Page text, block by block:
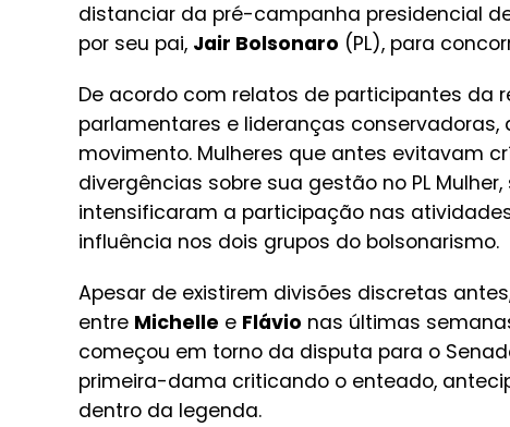
distanciar da pré-campanha presidencial
por seu pai, Jair Bolsonaro (PL), para
De acordo com relatos de participantes da
parlamentares e lideranças
movimento. Mulheres que antes evitavam
divergências sobre sua gestão no PL
intensificaram a participação nas
influência nos dois grupos do bolsonarismo.
Apesar de existirem divisões discretas
entre Michelle e Flávio nas últimas
começou em torno da disputa para o
primeira-dama criticando o enteado,
dentro da legenda.